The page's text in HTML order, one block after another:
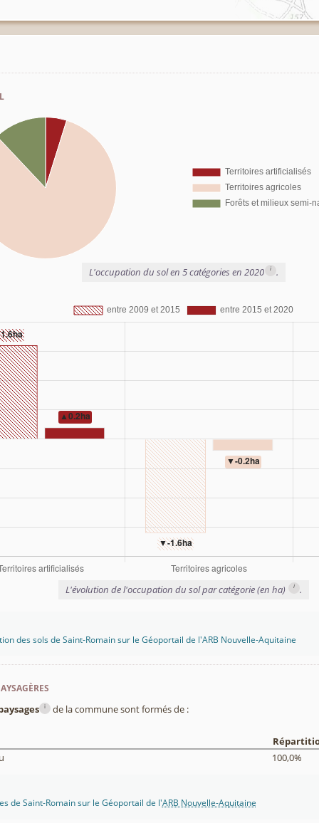
L'occupation du sol en 5 catégories en 2020 i .
L'évolution de l'occupation du sol par catégorie (en ha) i .
des sols de Saint-Romain sur le Géoportail de l'ARB Nouvelle-Aquitaine
i de la commune sont formés de :
100,0%
de Saint-Romain sur le Géoportail de l'ARB Nouvelle-Aquitaine